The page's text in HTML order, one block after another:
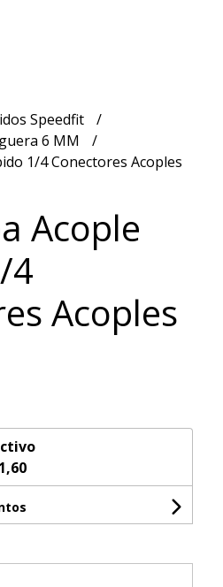
Speedfit
6 MM
1/4 Conectores Acoples
Acople
4
Acoples